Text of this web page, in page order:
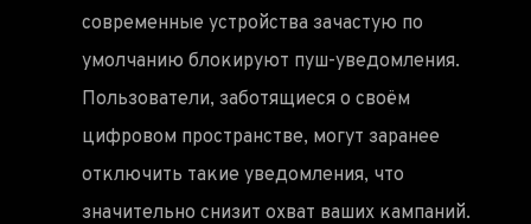
современные устройства зачастую по
умолчанию блокируют пуш-уведомления.
Пользователи, заботящиеся о своём
цифровом пространстве, могут заранее
отключить такие уведомления, что
значительно снизит охват ваших кампаний.